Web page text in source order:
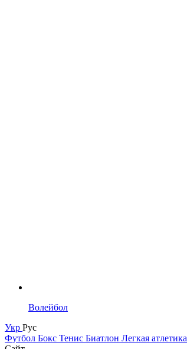
Волейбол
Укр Рус
Футбол Бокс Тенис Биатлон Легкая атлетика